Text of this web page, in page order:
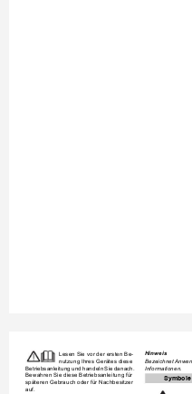
Lesen Sie vor der ersten Be- Hinweis
nutzung Ihres Gerätes diese Bezeichnet
Betriebsanleitung und handeln Sie danach Informationen.
Bewahren Sie diese Betriebsanleitung für Symbole
späteren Gebrauch oder für Nachbesitzer
auf.